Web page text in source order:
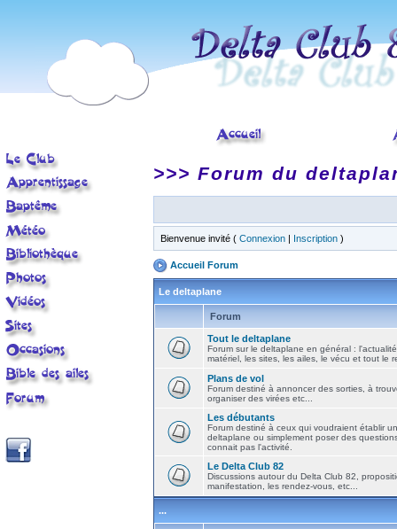
>>> Forum du
Bienvenue invité ( Connexion | Inscription )
Accueil Forum
Le deltaplane
Forum
Tout le deltaplane
Forum sur le deltaplane en général :
matériel, les sites, les ailes, le vécu et tout le
Plans de vol
Forum destiné à annoncer des sorties, à
organiser des virées etc...
Les débutants
Forum destiné à ceux qui voudraient établir
deltaplane ou simplement poser des
connait pas l'activité.
Le Delta Club 82
Discussions autour du Delta Club 82,
manifestation, les rendez-vous, etc...
...